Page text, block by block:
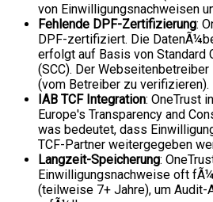
von Einwilligungsnachweisen
Fehlende DPF-Zertifizierung:
DPF-zertifiziert. Die
erfolgt auf Basis von Standard
(SCC). Der
(vom Betreiber zu verifizieren).
IAB TCF Integration: OneTrust
Europe's Transparency and
was bedeutet, dass
TCF-Partner weitergegeben
Langzeit-Speicherung:
Einwilligungsnachweise oft
(teilweise 7+ Jahre), um Audit-